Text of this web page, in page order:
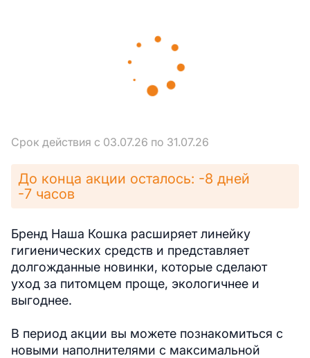
Срок действия с 03.07.26 по 31.07.26
До конца акции осталось: -8 дней
-7 часов
Бренд Наша Кошка расширяет линейку
гигиенических средств и представляет
долгожданные новинки, которые сделают
уход за питомцем проще, экологичнее и
выгоднее.
В период акции вы можете познакомиться с
новыми наполнителями с максимальной